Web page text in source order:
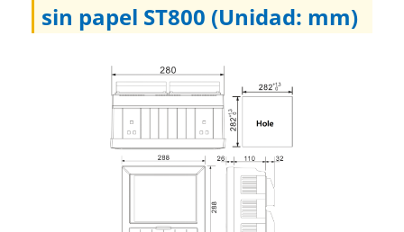
sin papel ST800 (Unidad: mm)